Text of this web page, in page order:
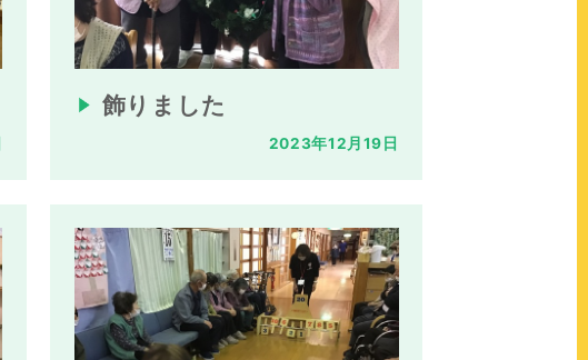
飾りました
2023年12月19日